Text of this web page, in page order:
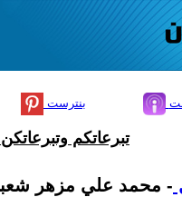
بنترست
تبرعاتكم
- محمد علي مزهر